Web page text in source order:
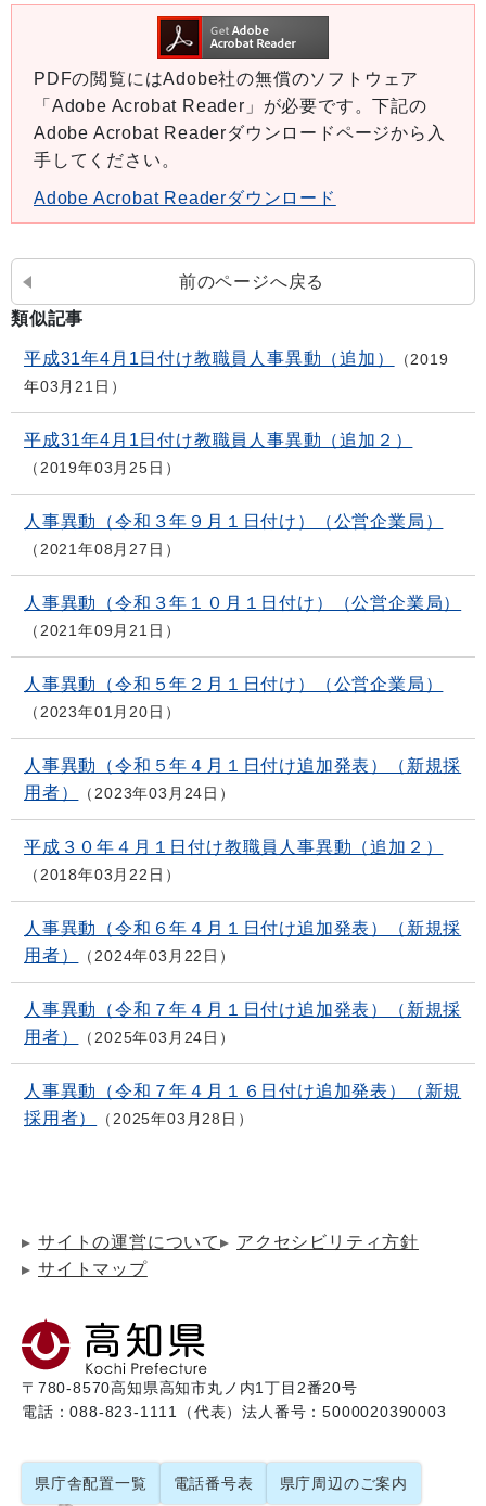
PDFの閲覧にはAdobe社の無償のソフトウェア
「Adobe Acrobat Reader」が必要です。下記の
Adobe Acrobat Readerダウンロードページから入
手してください。
Adobe Acrobat Readerダウンロード
前のページへ戻る
類似記事
平成31年4月1日付け教職員人事異動（追加）
2019
年03月21日
平成31年4月1日付け教職員人事異動（追加２）
2019年03月25日
人事異動（令和３年９月１日付け）（公営企業局）
2021年08月27日
人事異動（令和３年１０月１日付け）（公営企業局）
2021年09月21日
人事異動（令和５年２月１日付け）（公営企業局）
2023年01月20日
人事異動（令和５年４月１日付け追加発表）（新規採
用者）
2023年03月24日
平成３０年４月１日付け教職員人事異動（追加２）
2018年03月22日
人事異動（令和６年４月１日付け追加発表）（新規採
用者）
2024年03月22日
人事異動（令和７年４月１日付け追加発表）（新規採
用者）
2025年03月24日
人事異動（令和７年４月１６日付け追加発表）（新規
採用者）
2025年03月28日
サイトの運営について
アクセシビリティ方針
サイトマップ
〒780-8570高知県高知市丸ノ内1丁目2番20号
電話：088-823-1111（代表）法人番号：5000020390003
県庁舎配置一覧 電話番号表 県庁周辺のご案内